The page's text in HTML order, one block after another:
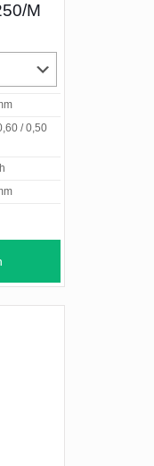
M
/ 0,50